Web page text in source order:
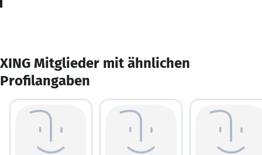
XING Mitglieder mit ähnlichen
Profilangaben